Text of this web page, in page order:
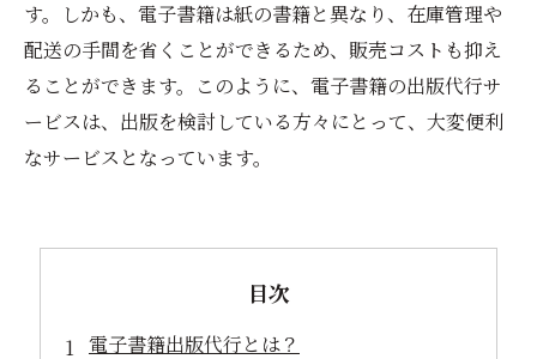
す。しかも、電子書籍は紙の書籍と異なり、在庫管理や
配送の手間を省くことができるため、販売コストも抑え
ることができます。このように、電子書籍の出版代行サ
ービスは、出版を検討している方々にとって、大変便利
なサービスとなっています。
目次
電子書籍出版代行とは？